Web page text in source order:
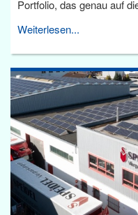
Portfolio, das genau auf
Weiterlesen...